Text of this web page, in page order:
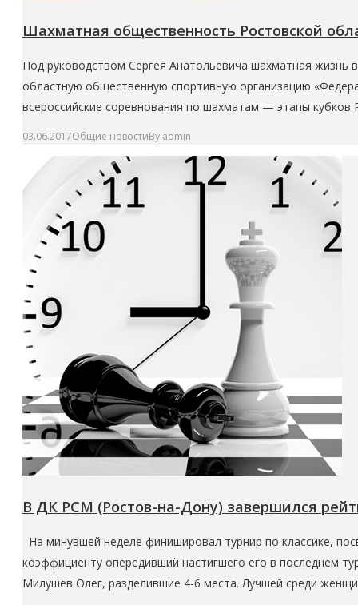
Шахматная общественность Ростовской
Под руководством Сергея Анатольевича шахматная жизнь
областную общественную спортивную организацию
всероссийские соревнования по шахматам — этапы
03.06.2017Общие новостиBy admin
В ДК РСМ (Ростов-на-Дону) завершился
На минувшей неделе финишировал турнир по классике,
коэффициенту опередивший настигшего его в последнем
Милушев Олег, разделившие 4-6 места. Лучшей среди